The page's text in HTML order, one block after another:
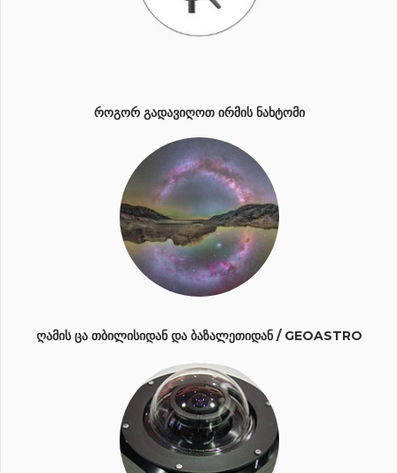
ᲠᲝᲒᲝᲠ ᲒᲐᲓᲐᲕᲘᲦᲝᲗ ᲘᲠᲛᲘᲡ ᲜᲐᲮᲢᲝᲛᲘ
ᲦᲐᲛᲘᲡ ᲪᲐ ᲗᲑᲘᲚᲘᲡᲘᲓᲐᲜ ᲓᲐ ᲑᲐᲖᲐᲚᲔᲗᲘᲓᲐᲜ / GEOASTRO